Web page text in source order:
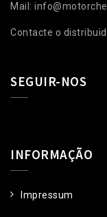
Mail:
Contacte o
SEGUIR-NOS
INFORMAÇÃO
Impressum